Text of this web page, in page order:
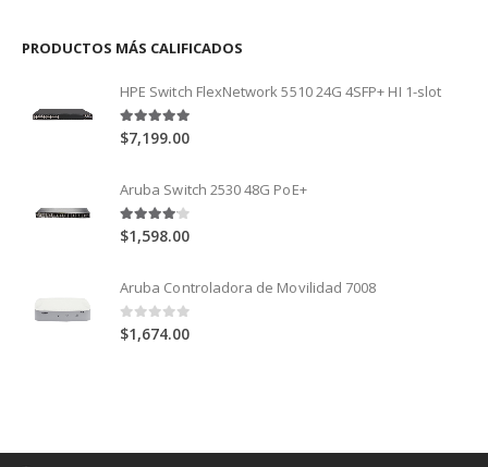
PRODUCTOS MÁS CALIFICADOS
HPE Switch FlexNetwork 5510 24G 4SFP+ HI 1-slot
5.00out of 5
$7,199.00
Aruba Switch 2530 48G PoE+
4.00out of 5
$1,598.00
Aruba Controladora de Movilidad 7008
0out of 5
$1,674.00